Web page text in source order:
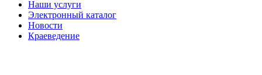
Наши услуги
Электронный каталог
Новости
Краеведение